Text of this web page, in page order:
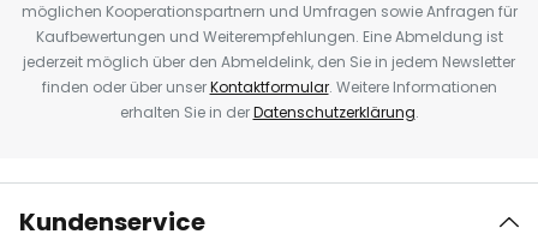
möglichen Kooperationspartnern und Umfragen sowie Anfragen für
Kaufbewertungen und Weiterempfehlungen. Eine Abmeldung ist
jederzeit möglich über den Abmeldelink, den Sie in jedem Newsletter
finden oder über unserKontaktformular. Weitere Informationen
erhalten Sie in derDatenschutzerklärung.
Kundenservice